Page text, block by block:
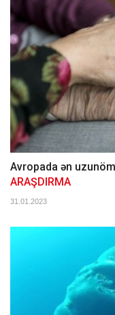
Avropada ən
ARAŞDIRMA
31.01.2023